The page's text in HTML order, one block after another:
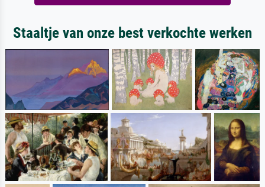
Staaltje van onze best verkochte werken